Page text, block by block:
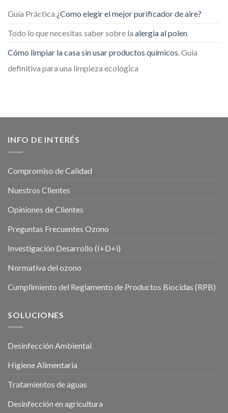
Guía Práctica ¿Como elegir el mejor purificador de aire?
Todo lo que necesitas saber sobre la alergia al polen
Cómo limpiar la casa sin usar productos químicos. Guía
definitiva para una limpieza ecológica
INFO DE INTERÉS
Compromiso de Calidad
Nuestros Clientes
Opiniones de Clientes
Preguntas Frecuentes Ozono
Investigación Desarrollo (I+D+i)
Normativa del ozono
Cumplimiento del Reglamento de Productos Biocidas (RPB)
SOLUCIONES
Desinfección Ambiental
Higiene Alimentaria
Tratamientos de aguas
Desinfección en agricultura